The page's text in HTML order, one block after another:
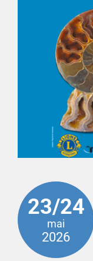
23/24
mai
2026